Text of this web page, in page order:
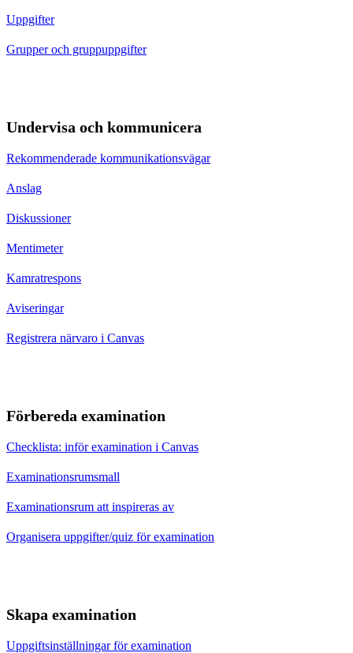
Uppgifter
Grupper och gruppuppgifter
Undervisa och kommunicera
Rekommenderade kommunikationsvägar
Anslag
Diskussioner
Mentimeter
Kamratrespons
Aviseringar
Registrera närvaro i Canvas
Förbereda examination
Checklista: inför examination i Canvas
Examinationsrumsmall
Examinationsrum att inspireras av
Organisera uppgifter/quiz för examination
Skapa examination
Uppgiftsinställningar för examination